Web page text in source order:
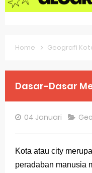
Pembahasan
Pembahasan
Pembahasan
Pembahasan
Home Geografi
Dasar-Dasar
04 Januari
Kota atau city
peradaban manusia